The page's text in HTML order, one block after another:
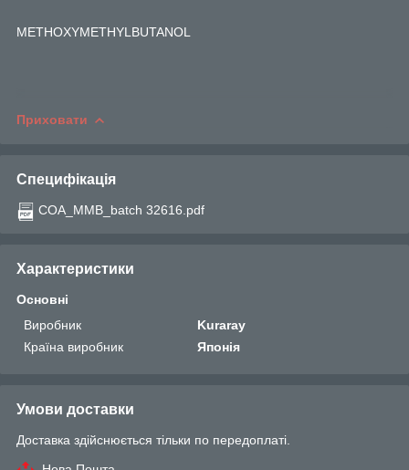
METHOXYMETHYLBUTANOL
Приховати
Специфікація
COA_MMB_batch 32616.pdf
Характеристики
Основні
Виробник
Kuraray
Країна виробник
Японія
Умови доставки
Доставка здійснюється тільки по передоплаті.